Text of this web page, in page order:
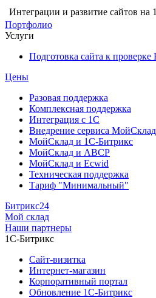
Интеграции и развитие сайтов на
Портфолио
Услуги
Подготовка сайта к
Цены
Разовая поддержка
Комплексная поддержка
Интеграция с 1С
Внедрение сервиса МойСклад
МойСклад и 1С-Битрикс
МойСклад и ABCP
МойСклад и Ecwid
Техническая поддержка
Тариф "Минимальный"
Битрикс24
Мой склад
Наши партнеры
1С-Битрикс
Сайт-визитка
Интернет-магазин
Корпоративный портал
Обновление 1С-Битрикс